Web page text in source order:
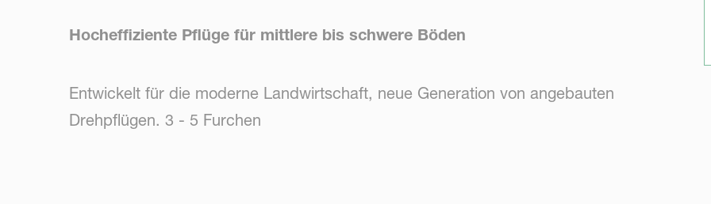
Hocheffiziente Pflüge für mittlere bis schwere Böden
Entwickelt für die moderne Landwirtschaft, neue Generation von angebauten
Drehpflügen. 3 - 5 Furchen